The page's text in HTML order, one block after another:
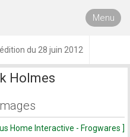
Menu
édition du 28 juin 2012
Holmes
Home Interactive - Frogwares ]